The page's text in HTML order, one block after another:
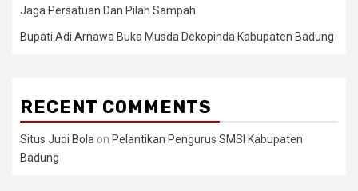
Jaga Persatuan Dan Pilah Sampah
Bupati Adi Arnawa Buka Musda Dekopinda Kabupaten Badung
RECENT COMMENTS
Situs Judi Bola on Pelantikan Pengurus SMSI Kabupaten
Badung